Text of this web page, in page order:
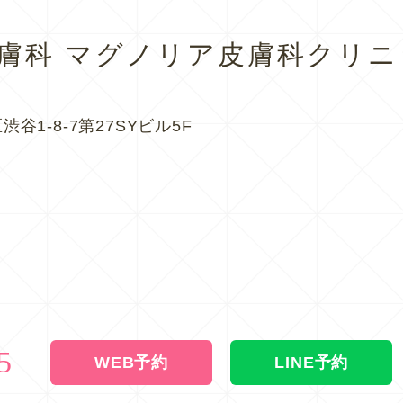
科 マグノリア皮膚科クリ
谷1-8-7第27SYビル5F
WEB予約 LINE予約